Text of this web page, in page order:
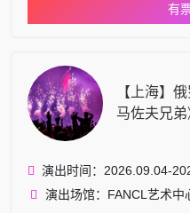
有
【上海】
马佐夫兄弟
演出时间：2026.09.04-
演出场馆：FANCL艺术中